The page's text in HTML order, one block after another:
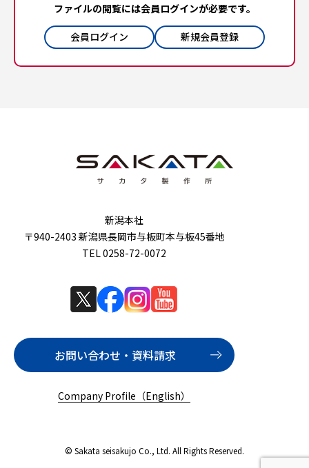
ファイルの閲覧には会員ログインが必要です。
会員ログイン 新規会員登録
新潟本社
〒940-2403 新潟県長岡市与板町本与板45番地
TEL 0258-72-0072
お問い合わせ・資料請求
Company Profile（English）
© Sakata seisakujo Co., Ltd. All Rights Reserved.